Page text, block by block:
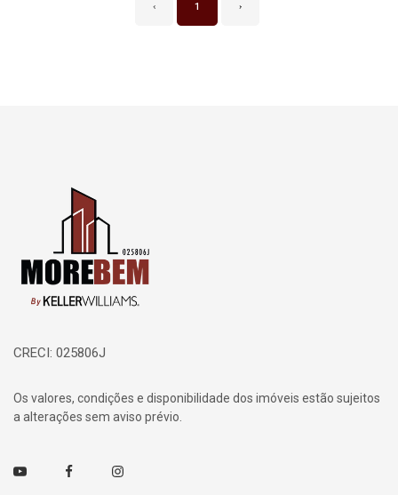
‹ 1 ›
Página inicial
CRECI: 025806J
Os valores, condições e disponibilidade dos imóveis estão sujeitos
a alterações sem aviso prévio.
Youtube FacebookInstagram